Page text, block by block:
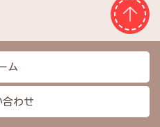
ム
合わせ